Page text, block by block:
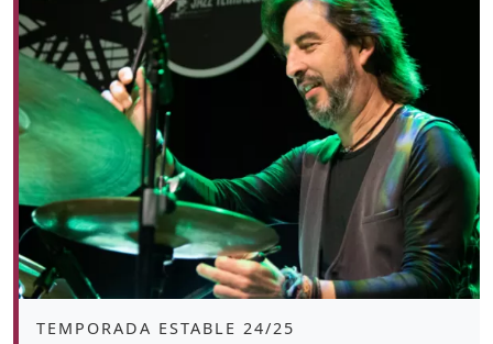
Àmbit
TEMPORADA ESTABLE 24/25